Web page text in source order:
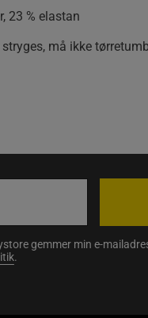
23 % elastan
må ikke
gemmer min e-
.